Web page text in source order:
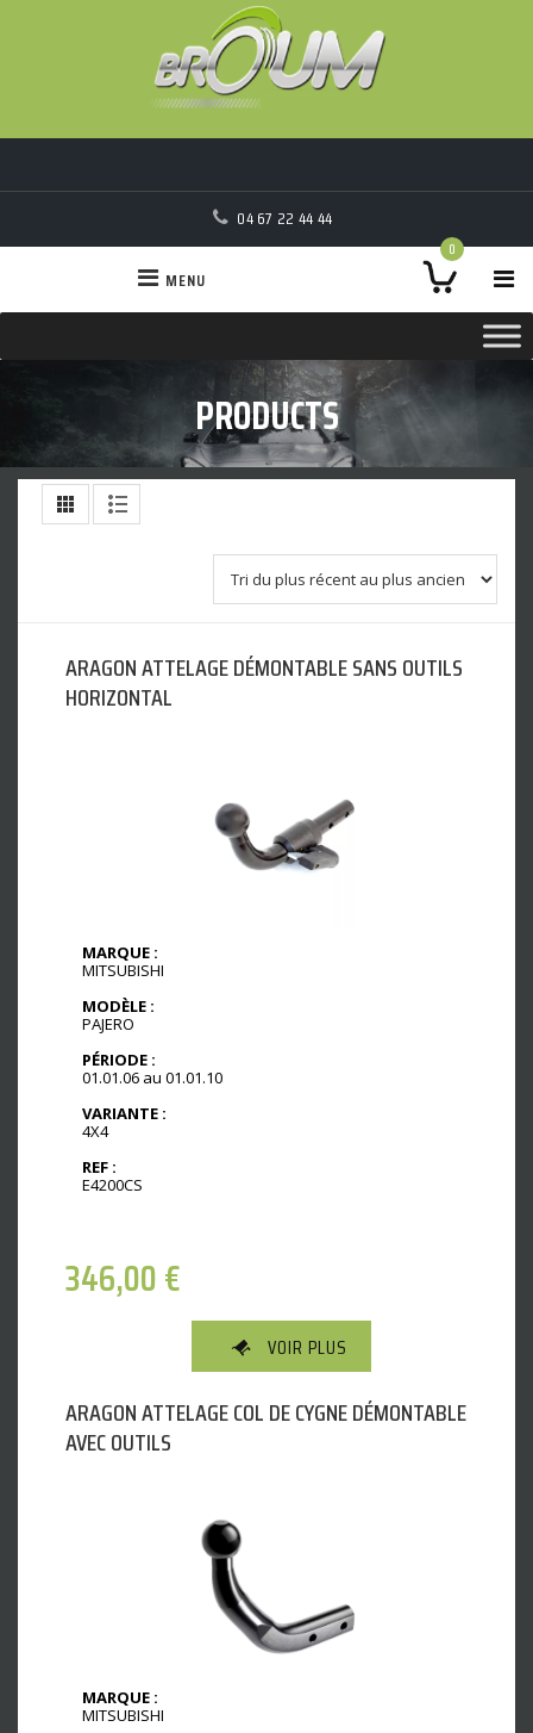
04 67 22 44 44
0
MENU
PRODUCTS
ARAGON ATTELAGE DÉMONTABLE SANS OUTILS
HORIZONTAL
MARQUE :
MITSUBISHI
MODÈLE :
PAJERO
PÉRIODE :
01.01.06 au 01.01.10
VARIANTE :
4X4
REF :
E4200CS
346,00€
VOIR PLUS
ARAGON ATTELAGE COL DE CYGNE DÉMONTABLE
AVEC OUTILS
MARQUE :
MITSUBISHI